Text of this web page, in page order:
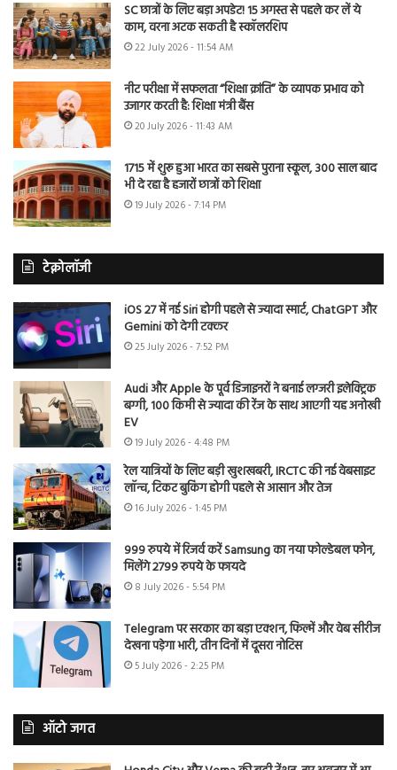
SC छात्रों के लिए बड़ा अपडेट! 15 अगस्त से पहले कर लें ये
काम, वरना अटक सकती है स्कॉलरशिप
22 July 2026 - 11:54 AM
नीट परीक्षा में सफलता “शिक्षा क्रांति” के व्यापक प्रभाव को
उजागर करती है: शिक्षा मंत्री बैंस
20 July 2026 - 11:43 AM
1715 में शुरू हुआ भारत का सबसे पुराना स्कूल, 300 साल बाद
भी दे रहा है हजारों छात्रों को शिक्षा
19 July 2026 - 7:14 PM
टेक्नोलॉजी
iOS 27 में नई Siri होगी पहले से ज्यादा स्मार्ट, ChatGPT और
Gemini को देगी टक्कर
25 July 2026 - 7:52 PM
Audi और Apple के पूर्व डिजाइनरों ने बनाई लग्जरी इलेक्ट्रिक
बग्गी, 100 किमी से ज्यादा की रेंज के साथ आएगी यह अनोखी
EV
19 July 2026 - 4:48 PM
रेल यात्रियों के लिए बड़ी खुशखबरी, IRCTC की नई वेबसाइट
लॉन्च, टिकट बुकिंग होगी पहले से आसान और तेज
16 July 2026 - 1:45 PM
999 रुपये में रिजर्व करें Samsung का नया फोल्डेबल फोन,
मिलेंगे 2799 रुपये के फायदे
8 July 2026 - 5:54 PM
Telegram पर सरकार का बड़ा एक्शन, फिल्में और वेब सीरीज
देखना पड़ेगा भारी, तीन दिनों में दूसरा नोटिस
5 July 2026 - 2:25 PM
ऑटो जगत